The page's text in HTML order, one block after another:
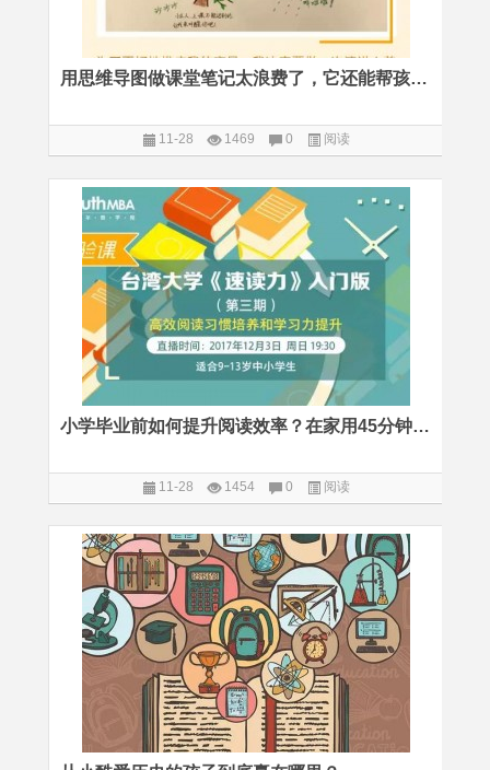
用思维导图做课堂笔记太浪费了，它还能帮孩子解决复杂问题
11-28 1469 0 阅读
小学毕业前如何提升阅读效率？在家用45分钟就能学透 | 已截止报名
11-28 1454 0 阅读